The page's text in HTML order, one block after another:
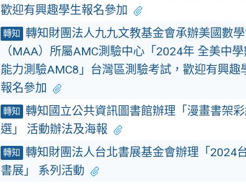
歡迎有興趣學生報名參加
轉知
轉知財團法人九九文教基金會承辦美國數
（MAA）所屬AMC測驗中心「2024年 全美中
能力測驗AMC8」台灣區測驗考試，歡迎有興趣
報名參加
轉知
轉知國立公共資訊圖書館辦理「漫畫書架
選」 活動辦法及海報
轉知
轉知財團法人台北書展基金會辦理「2024
書展」 系列活動